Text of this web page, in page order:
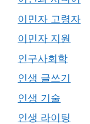
이민자 고령자
이민자 지원
인구사회학
인생 글쓰기
인생 기술
인생 라이팅